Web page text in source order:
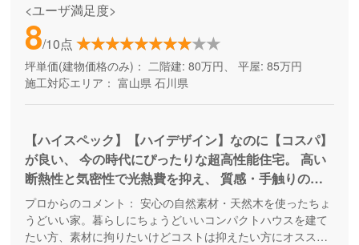
<ユーザ満足度>
8/10点
坪単価(建物価格のみ)： 二階建: 80万円、 平屋: 85万円
施工対応エリア： 富山県 石川県
【ハイスペック】【ハイデザイン】なのに【コスパ】
が良い、 今の時代にぴったりな超高性能住宅。 高い
断熱性と気密性で光熱費を抑え、 質感・手触りの良
い素材が標準仕様。
プロからのコメント： 安心の自然素材・天然木を使ったちょ
うどいい家。暮らしにちょうどいいコンパクトハウスを建て
たい方、素材に拘りたいけどコストは抑えたい方にオススメ